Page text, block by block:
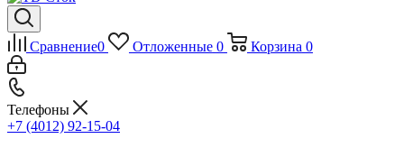
Сравнение0 Отложенные 0 Корзина 0
Телефоны
+7 (4012) 92-15-04